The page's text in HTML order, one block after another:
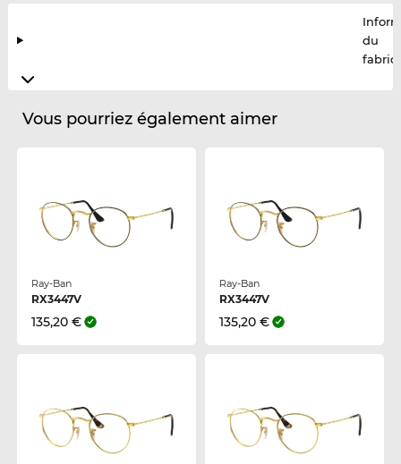
du
Vous pourriez également aimer
Ray-Ban
RX3447V
135,20 €
Ray-Ban
RX3447V
135,20 €